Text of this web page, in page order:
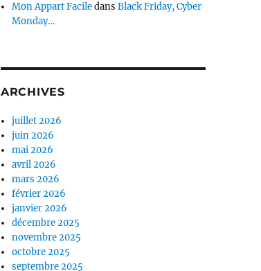
Mon Appart FaciledansBlack Friday, Cyber
Monday…
ARCHIVES
juillet 2026
juin 2026
mai 2026
avril 2026
mars 2026
février 2026
janvier 2026
décembre 2025
novembre 2025
octobre 2025
septembre 2025